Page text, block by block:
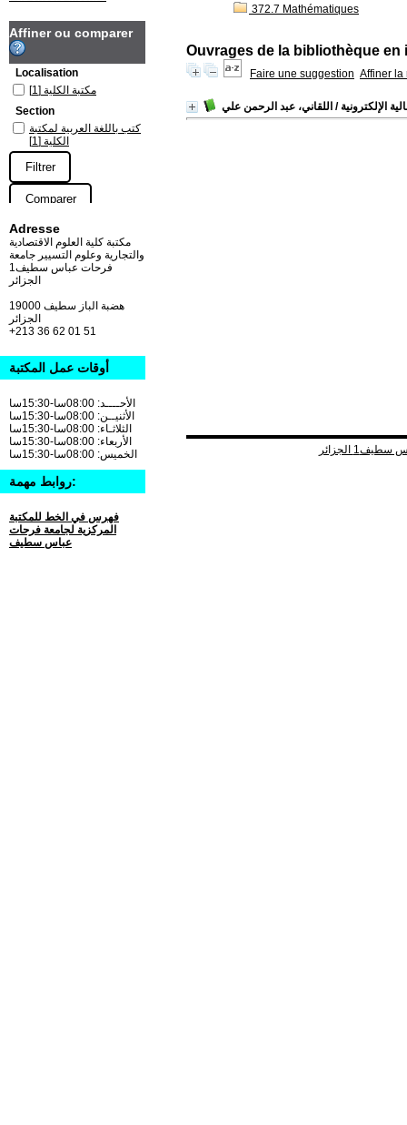
372.7 Mathématiques
Ouvrages de la bibliothèque en
Faire une suggestion Affiner la
الإلكترونية / اللقاني، عبد الرحمن علي
Affiner ou comparer
Localisation
مكتبة الكلية [1]
Section
كتب باللغة العربية لمكتبة
الكلية [1]
Adresse
مكتبة كلية العلوم الاقتصادية
والتجارية وعلوم التسيير جامعة
فرحات عباس سطيف1
الجزائر
19000 هضبة الباز سطيف
+213 36 62 01 51
أوقات عمل المكتبة
الأحــــد: 08:00سا-15:30سا
الأثنيــن: 08:00سا-15:30سا
الثلاثـاء: 08:00سا-15:30سا
الأربعاء: 08:00سا-15:30سا
الخميس: 08:00سا-15:30سا
روابط مهمة:
فهرس في الخط للمكتبة
المركزية لجامعة فرحات
عباس سطيف